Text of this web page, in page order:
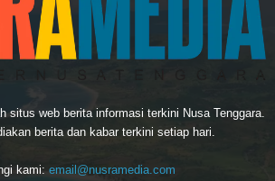
situs web berita informasi terkini Nusa Tenggara.
berita dan kabar terkini setiap hari.
kami: email@nusramedia.com